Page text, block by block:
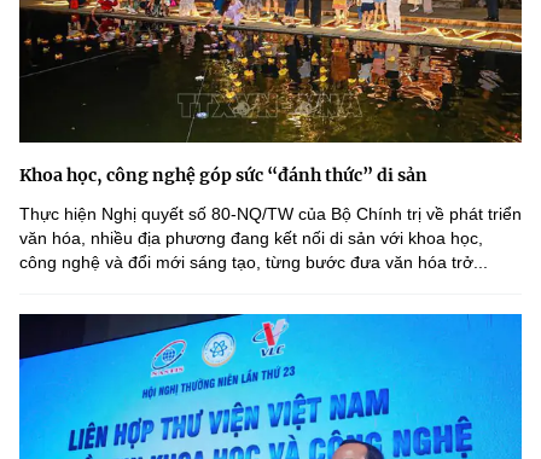
Khoa học, công nghệ góp sức “đánh thức” di sản
Thực hiện Nghị quyết số 80-NQ/TW của Bộ Chính trị về phát triển
văn hóa, nhiều địa phương đang kết nối di sản với khoa học,
công nghệ và đổi mới sáng tạo, từng bước đưa văn hóa trở...